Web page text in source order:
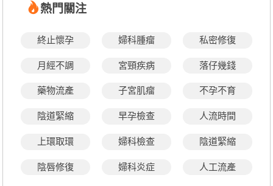
熱門關注
終止懷孕 婦科腫瘤 私密修復
月經不調 宮頸疾病 落仔幾錢
藥物流產 子宮肌瘤 不孕不育
陰道緊縮 早孕檢查 人流時間
上環取環 婦科檢查 陰道緊縮
陰唇修復 婦科炎症 人工流產